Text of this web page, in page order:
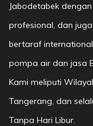
Jabodetabek
profesional, dan
bertaraf
pompa air dan jasa
Kami meliputi
Tangerang, dan
Tanpa Hari Libur.